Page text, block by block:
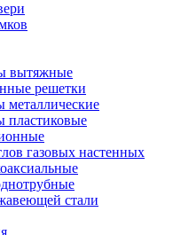
вытяжные
решетки
металлические
пластиковые
газовых настенных
стали